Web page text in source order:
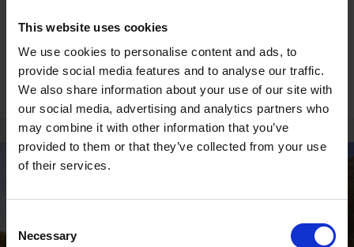
This website uses cookies
We use cookies to personalise content and ads, to
provide social media features and to analyse our traffic.
We also share information about your use of our site with
our social media, advertising and analytics partners who
may combine it with other information that you’ve
provided to them or that they’ve collected from your use
of their services.
Selection
Necessary
piscina,hostel de muntanya a Andorra
millor hostel d'Andorra, Mountain Hostal
Tarter